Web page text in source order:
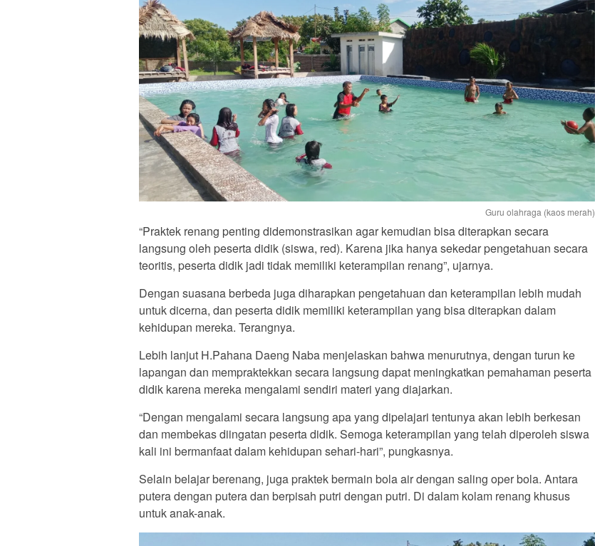
Guru olahraga (kaos merah)
“Praktek renang penting didemonstrasikan agar kemudian bisa diterapkan secara
langsung oleh peserta didik (siswa, red). Karena jika hanya sekedar pengetahuan secara
teoritis, peserta didik jadi tidak memiliki keterampilan renang”, ujarnya.
Dengan suasana berbeda juga diharapkan pengetahuan dan keterampilan lebih mudah
untuk dicerna, dan peserta didik memiliki keterampilan yang bisa diterapkan dalam
kehidupan mereka. Terangnya.
Lebih lanjut H.Pahana Daeng Naba menjelaskan bahwa menurutnya, dengan turun ke
lapangan dan mempraktekkan secara langsung dapat meningkatkan pemahaman peserta
didik karena mereka mengalami sendiri materi yang diajarkan.
“Dengan mengalami secara langsung apa yang dipelajari tentunya akan lebih berkesan
dan membekas diingatan peserta didik. Semoga keterampilan yang telah diperoleh siswa
kali ini bermanfaat dalam kehidupan sehari-hari”, pungkasnya.
Selain belajar berenang, juga praktek bermain bola air dengan saling oper bola. Antara
putera dengan putera dan berpisah putri dengan putri. Di dalam kolam renang khusus
untuk anak-anak.